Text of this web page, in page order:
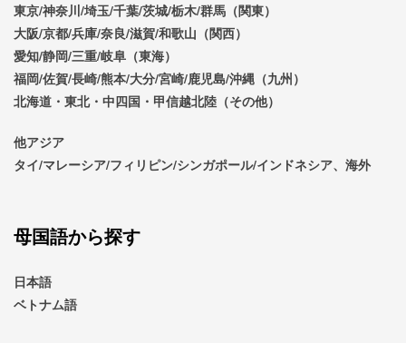
東京/神奈川/埼玉/千葉/茨城/栃木/群馬（関東）
大阪/京都/兵庫/奈良/滋賀/和歌山（関西）
愛知/静岡/三重/岐阜（東海）
福岡/佐賀/長崎/熊本/大分/宮崎/鹿児島/沖縄（九州）
北海道・東北・中四国・甲信越北陸（その他）
他アジア
タイ/マレーシア/フィリピン/シンガポール/インドネシア、海外
母国語から探す
日本語
ベトナム語